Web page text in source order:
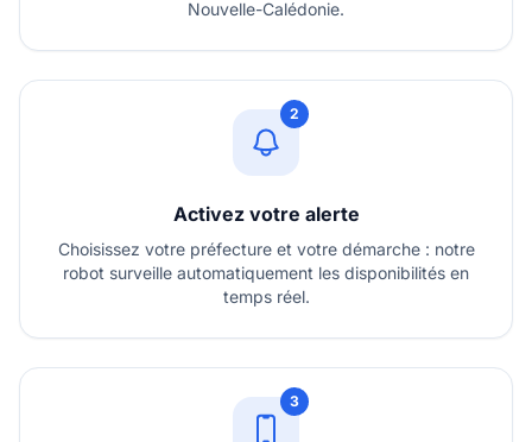
Nouvelle-Calédonie.
2
Activez votre alerte
Choisissez votre préfecture et votre démarche : notre
robot surveille automatiquement les disponibilités en
temps réel.
3